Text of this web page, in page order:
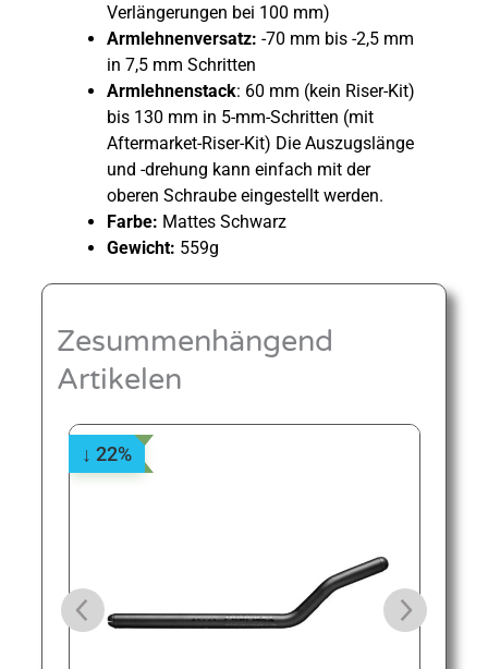
Verlängerungen bei 100 mm)
Armlehnenversatz: -70 mm bis -2,5 mm
in 7,5 mm Schritten
Armlehnenstack: 60 mm (kein Riser-Kit)
bis 130 mm in 5-mm-Schritten (mit
Aftermarket-Riser-Kit) Die Auszugslänge
und -drehung kann einfach mit der
oberen Schraube eingestellt werden.
Farbe: Mattes Schwarz
Gewicht: 559g
Zesummenhängend
Artikelen
↓ 22%